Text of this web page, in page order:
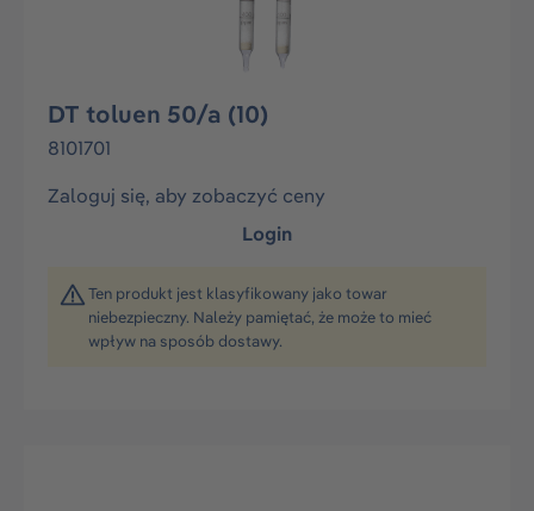
DT toluen 50/a (10)
8101701
Zaloguj się, aby zobaczyć ceny
Login
Ten produkt jest klasyfikowany jako towar
niebezpieczny. Należy pamiętać, że może to mieć
wpływ na sposób dostawy.